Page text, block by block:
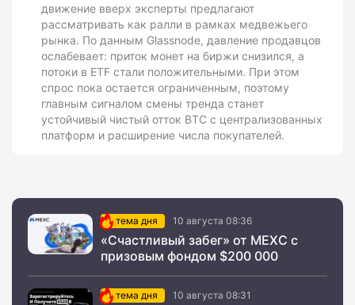
движение вверх эксперты предлагают
рассматривать как ралли в рамках медвежьего
рынка. По данным Glassnode, давление продавцов
ослабевает: приток монет на биржи снизился, а
потоки в ETF стали положительными. При этом
спрос пока остается ограниченным, поэтому
главным сигналом смены тренда станет
устойчивый чистый отток BTC с централизованных
платформ и расширение числа покупателей.
тема дня 10 августа 08:36
«Счастливый забег» от MEXC с
призовым фондом $200 000
тема дня 10 августа 08:31